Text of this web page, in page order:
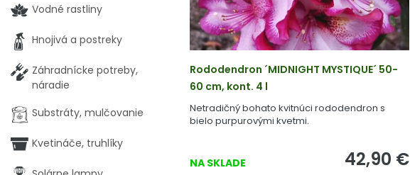
Rododendron ´MIDNIGHT MYSTIQUE´ 50-
60 cm, kont. 4 l
Netradičný bohato kvitnúci rododendron s
bielo purpurovými kvetmi.
NA SKLADE 42,90 €
Vodné rastliny
Hnojivá a postreky
Záhradnícke potreby,
náradie
Substráty, mulčovanie
Kvetináče, truhlíky